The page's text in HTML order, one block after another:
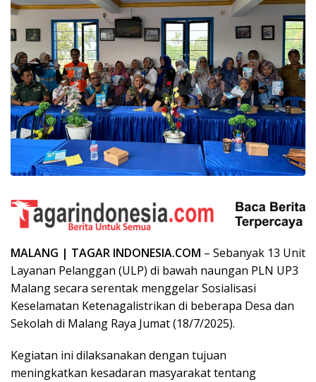
MALANG | TAGAR INDONESIA.COM – Sebanyak 13 Unit
Layanan Pelanggan (ULP) di bawah naungan PLN UP3
Malang secara serentak menggelar Sosialisasi
Keselamatan Ketenagalistrikan di beberapa Desa dan
Sekolah di Malang Raya Jumat (18/7/2025).
Kegiatan ini dilaksanakan dengan tujuan
meningkatkan kesadaran masyarakat tentang